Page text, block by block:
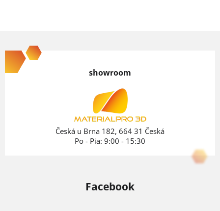
á
p
showroom
Česká u Brna 182, 664 31 Česká
Po - Pia: 9:00 - 15:30
Facebook